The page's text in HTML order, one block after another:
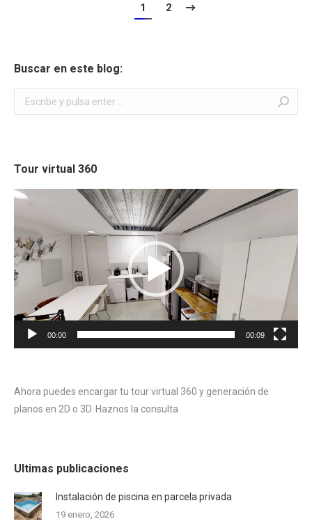
1 2
Buscar en este blog:
Buscar:
Tour virtual 360
Reproductor
00:00 00:09
Ahora puedes encargar tu tour virtual 360 y generación de
planos en 2D o 3D. Haznos la consulta
Ultimas publicaciones
Instalación de piscina en parcela privada
19 enero, 2026